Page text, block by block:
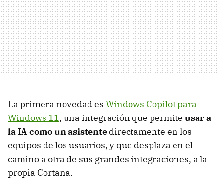
La primera novedad es Windows Copilot para
Windows 11, una integración que permite usar a
la IA como un asistente directamente en los
equipos de los usuarios, y que desplaza en el
camino a otra de sus grandes integraciones, a la
propia Cortana.